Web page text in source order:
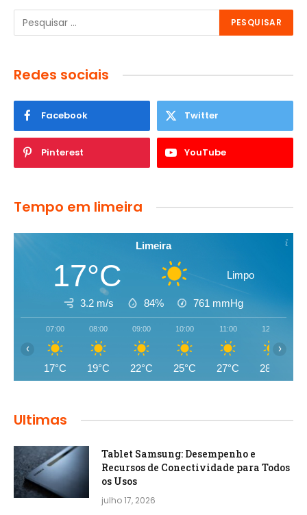
Redes sociais
Facebook Twitter
Pinterest YouTube
Tempo em limeira
Limeira
17°C Limpo
3.2 m/s 84% 761 mmHg
07:00
17°C
08:00
19°C
09:00
22°C
10:00
25°C
11:00
27°C
12:00
28°C
‹ ›
Ultimas
Tablet Samsung: Desempenho e
Recursos de Conectividade para Todos
os Usos
julho 17, 2026